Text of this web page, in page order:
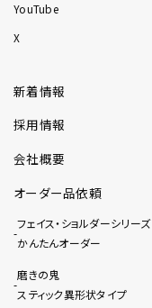
YouTube
X
新着情報
採用情報
会社概要
オーダー品依頼
フェイス・ショルダーシリーズ
かんたんオーダー
磨きの鬼
スティック異形状タイプ